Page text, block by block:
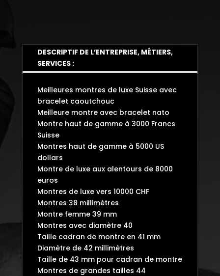
DESCRIPTIF DE L’ENTREPRISE, MÉTIERS,
SERVICES :
Meilleures montres de luxe Suisse avec
bracelet caoutchouc
Meilleure montre avec bracelet nato
Montre haut de gamme à 3000 Francs
Suisse
Montres haut de gamme à 5000 US
dollars
Montre de luxe aux alentours de 8000
euros
Montres de luxe vers 10000 CHF
Montres 38 millimètres
Montre femme 39 mm
Montres avec diamètre 40
Taille cadran de montre en 41 mm
Diamètre de 42 millimètres
Taille de 43 mm pour cadran de montre
Montres de grandes tailles 44